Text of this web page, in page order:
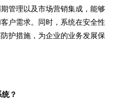
管理以及市场营销集成，能够
户需求。同时，系统在安全性
护措施，为企业的业务发展保
？